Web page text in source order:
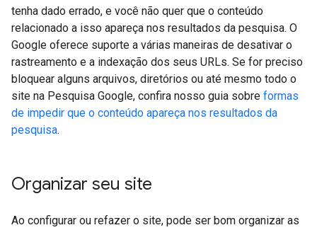
tenha dado errado, e você não quer que o conteúdo
relacionado a isso apareça nos resultados da pesquisa. O
Google oferece suporte a várias maneiras de desativar o
rastreamento e a indexação dos seus URLs. Se for preciso
bloquear alguns arquivos, diretórios ou até mesmo todo o
site na Pesquisa Google, confira nosso guia sobre formas
de impedir que o conteúdo apareça nos resultados da
pesquisa.
Organizar seu site
Ao configurar ou refazer o site, pode ser bom organizar as